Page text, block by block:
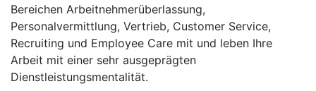
Bereichen Arbeitnehmerüberlassung,
Personalvermittlung, Vertrieb, Customer Service,
Recruiting und Employee Care mit und leben Ihre
Arbeit mit einer sehr ausgeprägten
Dienstleistungsmentalität.